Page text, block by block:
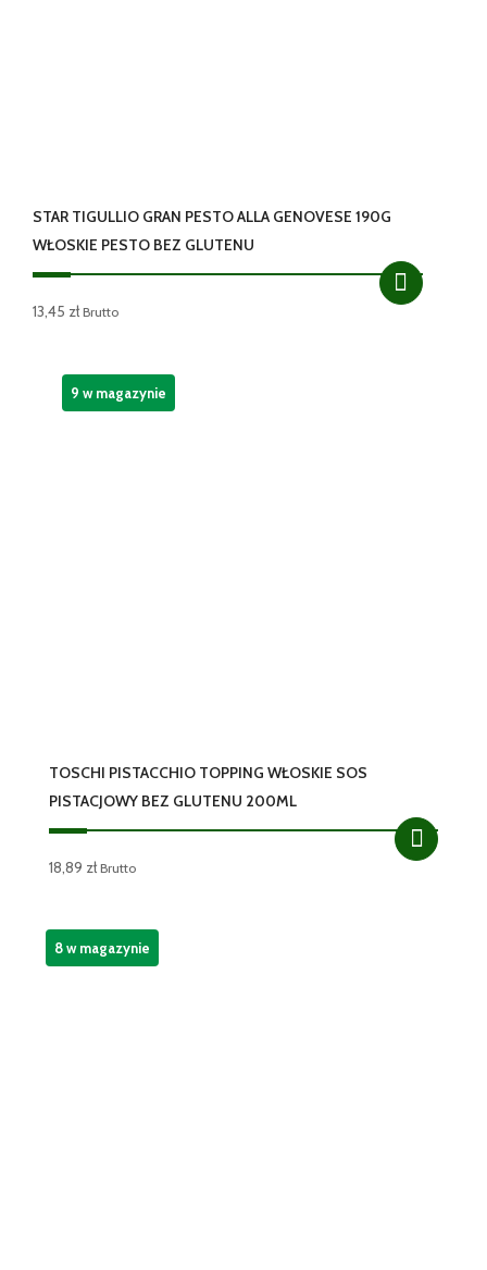
STAR TIGULLIO GRAN PESTO ALLA GENOVESE 190G
WŁOSKIE PESTO BEZ GLUTENU
13,45 zł Brutto
TOSCHI PISTACCHIO TOPPING WŁOSKIE SOS
PISTACJOWY BEZ GLUTENU 200ML
18,89 zł Brutto
9 w magazynie
8 w magazynie